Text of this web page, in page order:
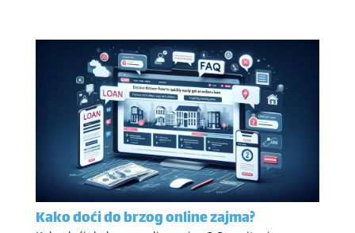
Kako doći do brzog online zajma?